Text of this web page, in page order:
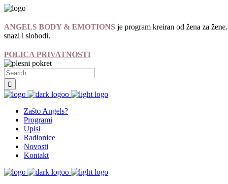
ANGELS BODY & EMOTIONS je program kreiran od žena za
snazi i slobodi.
POLICA PRIVATNOSTI
Zašto Angels?
Programi
Upisi
Radionice
Novosti
Kontakt